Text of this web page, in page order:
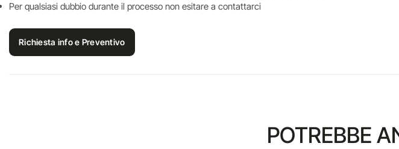
Per qualsiasi dubbio durante il processo non esitare a contattarci
Richiesta info e Preventivo
POTREBBE